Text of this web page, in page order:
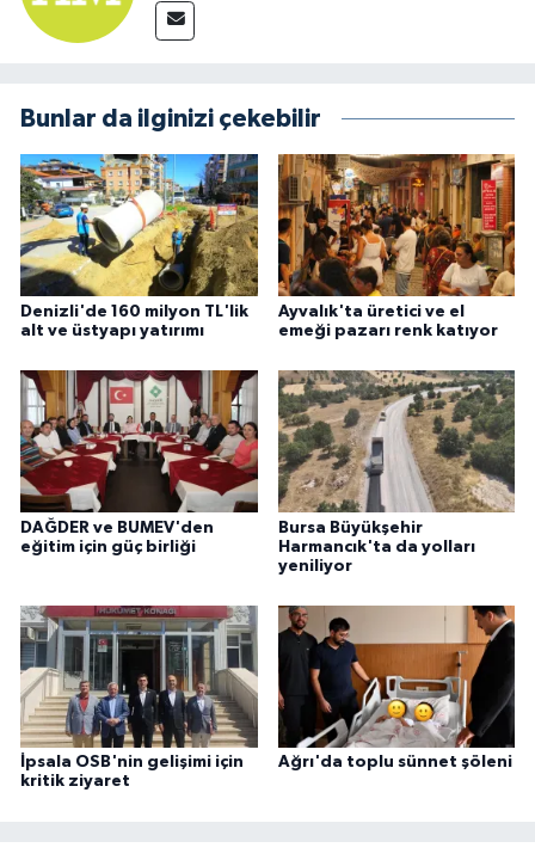
Bunlar da ilginizi çekebilir
Denizli'de 160 milyon TL'lik
alt ve üstyapı yatırımı
Ayvalık'ta üretici ve el
emeği pazarı renk katıyor
DAĞDER ve BUMEV'den
eğitim için güç birliği
Bursa Büyükşehir
Harmancık'ta da yolları
yeniliyor
İpsala OSB'nin gelişimi için
kritik ziyaret
Ağrı'da toplu sünnet şöleni